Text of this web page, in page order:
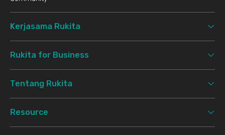
Kerjasama Rukita
Rukita for Business
Tentang Rukita
Resource